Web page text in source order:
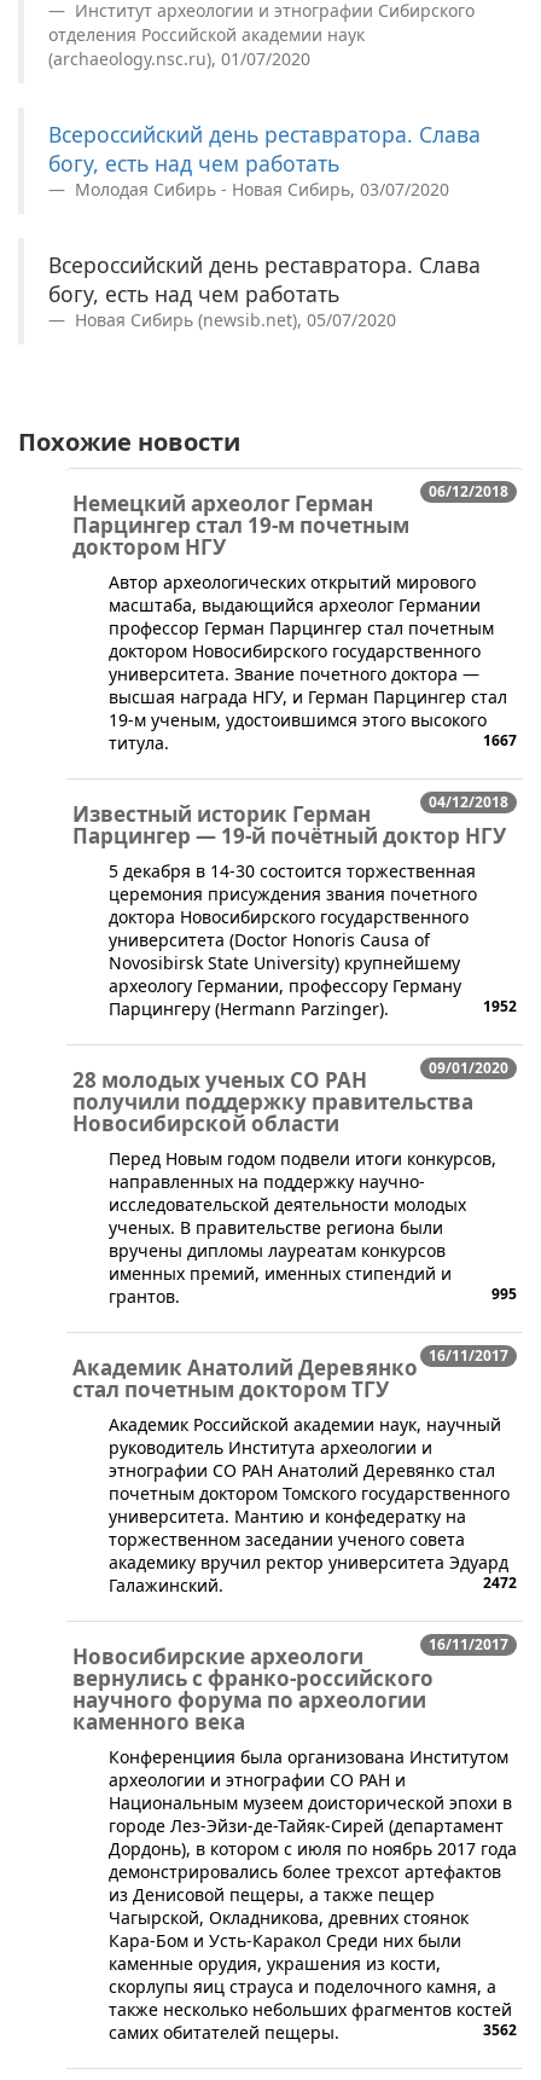
Институт археологии и этнографии Сибирского
отделения Российской академии наук
(archaeology.nsc.ru), 01/07/2020
Всероссийский день реставратора. Слава
богу, есть над чем работать
Молодая Сибирь - Новая Сибирь, 03/07/2020
Всероссийский день реставратора. Слава
богу, есть над чем работать
Новая Сибирь (newsib.net), 05/07/2020
Похожие новости
06/12/2018
Немецкий археолог Герман
Парцингер стал 19-м почетным
доктором НГУ
​Автор археологических открытий мирового
масштаба, выдающийся археолог Германии
профессор Герман Парцингер стал почетным
доктором Новосибирского государственного
университета. Звание почетного доктора —
высшая награда НГУ, и Герман Парцингер стал
19-м ученым, удостоившимся этого высокого
титула.
1667
04/12/2018
Известный историк Герман
Парцингер — 19-й почётный доктор НГУ
​5 декабря в 14-30 состоится торжественная
церемония присуждения звания почетного
доктора Новосибирского государственного
университета (Doctor Honoris Causa of
Novosibirsk State University) крупнейшему
археологу Германии, профессору Герману
Парцингеру (Hermann Parzinger).
1952
09/01/2020
28 молодых ученых СО РАН
получили поддержку правительства
Новосибирской области
​​Перед Новым годом подвели итоги конкурсов,
направленных на поддержку научно-
исследовательской деятельности молодых
ученых. В правительстве региона были
вручены дипломы лауреатам конкурсов
именных премий, именных стипендий и
грантов.
995
16/11/2017
Академик Анатолий Деревянко
стал почетным доктором ТГУ
​Академик Российской академии наук, научный
руководитель Института археологии и
этнографии СО РАН Анатолий Деревянко стал
почетным доктором Томского государственного
университета. Мантию и конфедератку на
торжественном заседании ученого совета
академику вручил ректор университета Эдуард
Галажинский.
2472
16/11/2017
Новосибирские археологи
вернулись с франко-российского
научного форума по археологии
каменного века
​Конференциия была организована Институтом
археологии и этнографии СО РАН и
Национальным музеем доисторической эпохи в
городе Лез-Эйзи-де-Тайяк-Сирей (департамент
Дордонь), в котором с июля по ноябрь 2017 года
демонстрировались более трехсот артефактов
из Денисовой пещеры, а также пещер
Чагырской, Окладникова, древних стоянок
Кара-Бом и Усть-Каракол Среди них были
каменные орудия, украшения из кости,
скорлупы яиц страуса и поделочного камня, а
также несколько небольших фрагментов костей
самих обитателей пещеры.
3562